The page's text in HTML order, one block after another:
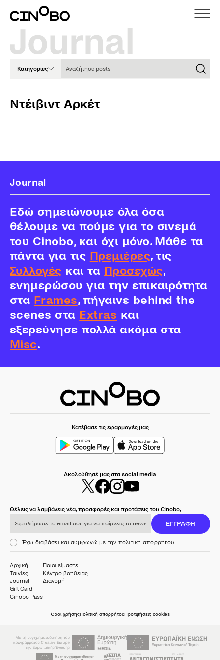
Κατηγορίες
Ντέιβιντ Αρκέτ
Journal
Εδώ σημειώνουμε όλα όσα
θέλουμε να πούμε για το σινεμά
του Cinobo, και όχι μόνο. Μάθε τα
πάντα για τις Πρεμιέρες, τις
Συλλογές και τα Προσεχώς,
ενημερώσου για την επικαιρότητα
στα Frames, πήγαινε behind the
scenes στα Extras και
εξερεύνησε πολλά ακόμα στα
Misc.
Κατέβασε τις εφαρμογές μας
Ακολούθησέ μας στα social media
Θέλεις να λαμβάνεις νέα, προσφορές και προτάσεις του Cinobo;
ΕΓΓΡΑΦΗ
Έχω διαβάσει και συμφωνώ με την πολιτική απορρήτου
Αρχική
Ταινίες
Journal
Gift Card
Cinobo Pass
Ποιοι είμαστε
Κέντρο βοήθειας
Διανομή
Όροι χρήσηςΠολιτική απορρήτουΠροτιμήσεις cookies